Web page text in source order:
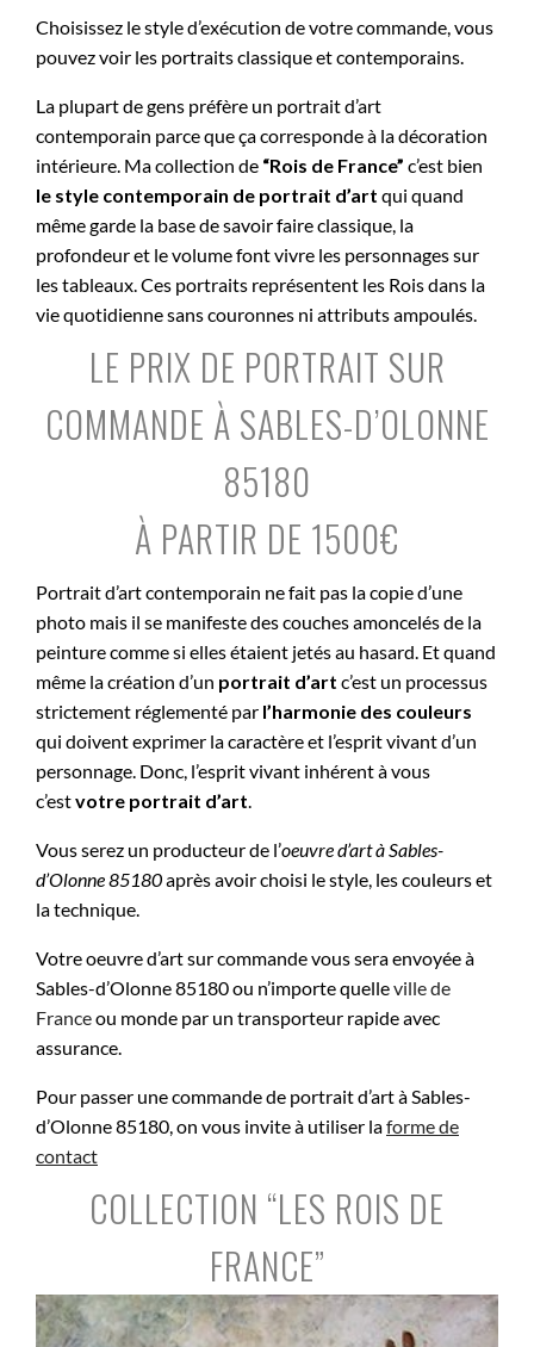
Choisissez le style d’exécution de votre commande, vous
pouvez voir les portraits classique et contemporains.
La plupart de gens préfère un portrait d’art
contemporain parce que ça corresponde à la décoration
intérieure. Ma collection de “Rois de France” c’est bien
le style contemporain de portrait d’art qui quand
même garde la base de savoir faire classique, la
profondeur et le volume font vivre les personnages sur
les tableaux. Ces portraits représentent les Rois dans la
vie quotidienne sans couronnes ni attributs ampoulés.
LE PRIX DE PORTRAIT SUR
COMMANDE À SABLES-D’OLONNE
85180
À PARTIR DE 1500€
Portrait d’art contemporain ne fait pas la copie d’une
photo mais il se manifeste des couches amoncelés de la
peinture comme si elles étaient jetés au hasard. Et quand
même la création d’un portrait d’art c’est un processus
strictement réglementé par l’harmonie des couleurs
qui doivent exprimer la caractère et l’esprit vivant d’un
personnage. Donc, l’esprit vivant inhérent à vous
c’estvotre portrait d’art.
Vous serez un producteur de l’oeuvre d’art àSables-
d’Olonne 85180après avoir choisi le style, les couleurs et
la technique.
Votre oeuvre d’art sur commande vous sera envoyée à
Sables-d’Olonne 85180 ou n’importe quelleville de
Franceou monde par un transporteur rapide avec
assurance.
Pour passer une commande de portrait d’art à Sables-
d’Olonne 85180, on vous invite à utiliser laforme de
contact
COLLECTION “LES ROIS DE
FRANCE”